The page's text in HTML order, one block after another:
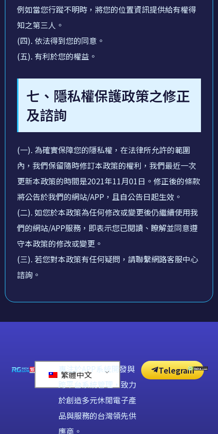
例如當您行蹤不明時，將您的位置資訊提供給有權得
知之第三人。
(四). 依法得到您的同意。
(五). 有利於您的權益。
七、隱私權保護政策之修正
及諮詢
(一). 為確實保障您的隱私權，在法律所允許的範圍
內，我們保留隨時修訂本政策的權利，我們最近一次
更新本政策的時間是2021年11月01日。修正後的條款
將公告於我們的網站/APP，且自公告日起生效。
(二). 如您於本政策為任何修改或變更後仍繼續使用我
們的網站/APP服務，即表示您已閱讀、瞭解並同意遵
守本政策的修改或變更。
(三). 若您對本政策有任何疑問，請聯繫網路客服中心
諮詢。
繁體中文
專注於APP系統開發與
跨平台系統管理，致力
於創造多元休閒電子產
品與服務的台灣領先供
應商。
Telegram